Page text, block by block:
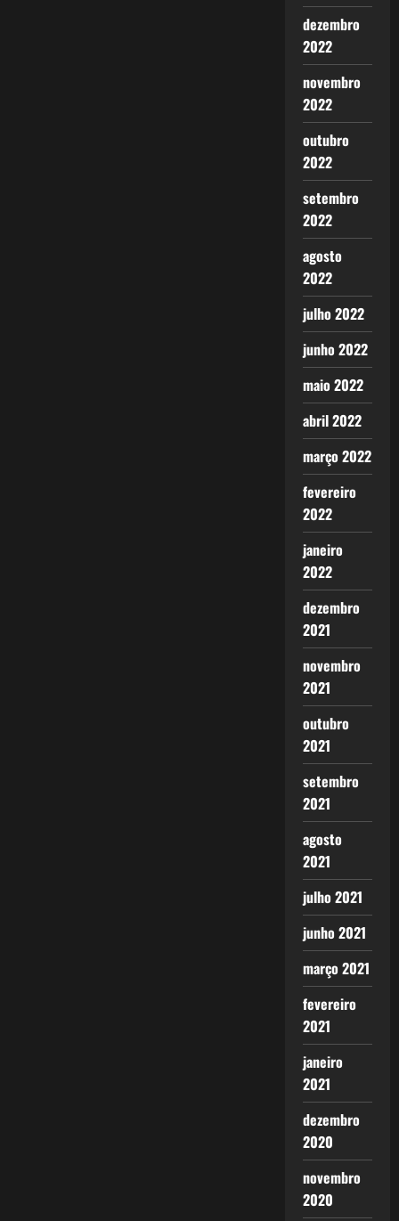
dezembro
2022
novembro
2022
outubro
2022
setembro
2022
agosto
2022
julho 2022
junho 2022
maio 2022
abril 2022
março 2022
fevereiro
2022
janeiro
2022
dezembro
2021
novembro
2021
outubro
2021
setembro
2021
agosto
2021
julho 2021
junho 2021
março 2021
fevereiro
2021
janeiro
2021
dezembro
2020
novembro
2020